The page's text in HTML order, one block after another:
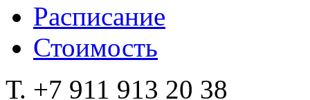
Расписание
Стоимость
Т. +7 911 913 20 38